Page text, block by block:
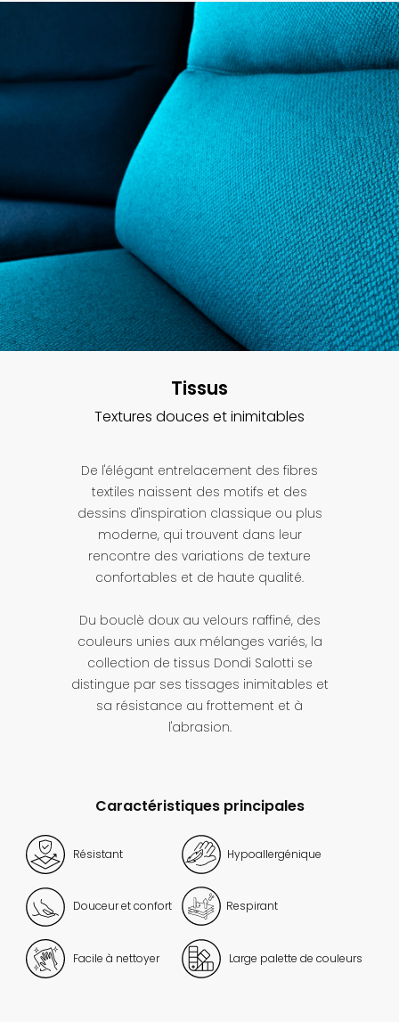
Tissus
Textures douces et inimitables
De l'élégant entrelacement des fibres
textiles naissent des motifs et des
dessins d'inspiration classique ou plus
moderne, qui trouvent dans leur
rencontre des variations de texture
confortables et de haute qualité.
Du bouclè doux au velours raffiné, des
couleurs unies aux mélanges variés, la
collection de tissus Dondi Salotti se
distingue par ses tissages inimitables et
sa résistance au frottement et à
l'abrasion.
Caractéristiques principales
Résistant Hypoallergénique
Douceur et confort Respirant
Facile à nettoyer Large palette de couleurs